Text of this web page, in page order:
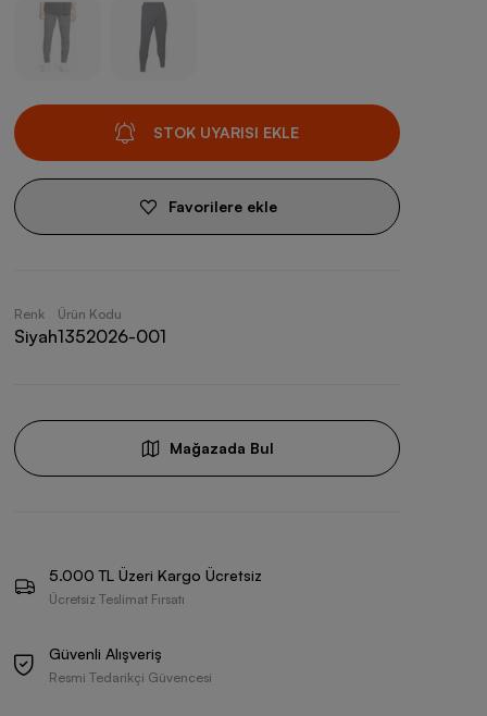
STOK UYARISI EKLE
Favorilere ekle
Renk
Siyah
Ürün Kodu
1352026-001
Mağazada Bul
5.000 TL Üzeri Kargo Ücretsiz
Ücretsiz Teslimat Fırsatı
Güvenli Alışveriş
Resmi Tedarikçi Güvencesi